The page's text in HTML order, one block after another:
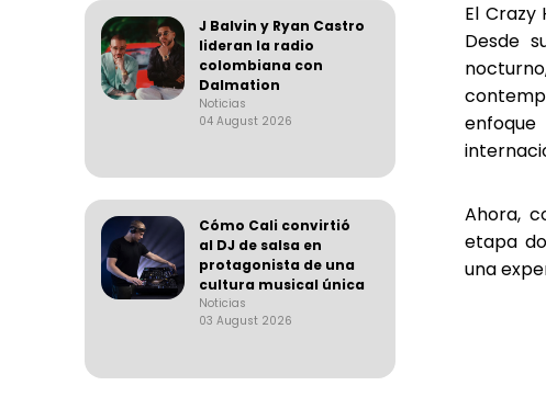
J Balvin y Ryan Castro
lideran la radio
colombiana con
Dalmation
Noticias
04 August 2026
Cómo Cali convirtió
al DJ de salsa en
protagonista de una
cultura musical única
Noticias
03 August 2026
El
Desde
Ahora,
etapa
una